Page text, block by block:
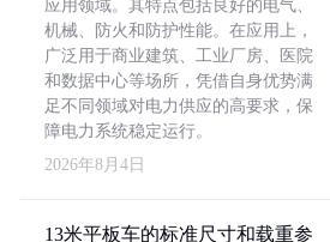
应用领域。其特点包括良好的电气、
机械、防火和防护性能。在应用上，
广泛用于商业建筑、工业厂房、医院
和数据中心等场所，凭借自身优势满
足不同领域对电力供应的高要求，保
障电力系统稳定运行。
2026年8月4日
13米平板车的标准尺寸和载重参